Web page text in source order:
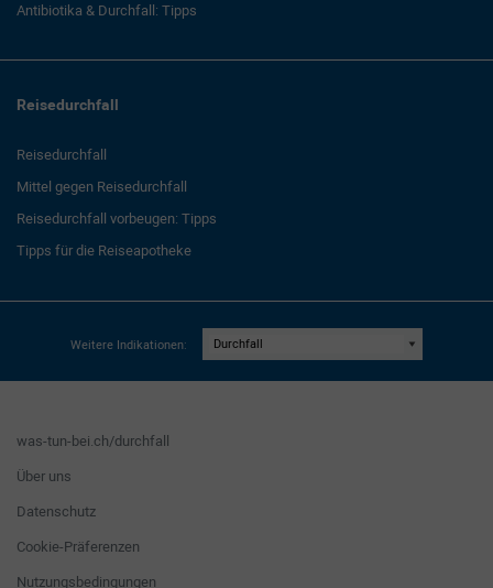
Antibiotika & Durchfall: Tipps
Reisedurchfall
Reisedurchfall
Mittel gegen Reisedurchfall
Reisedurchfall vorbeugen: Tipps
Tipps für die Reiseapotheke
Weitere Indikationen:
was-tun-bei.ch/durchfall
Über uns
Datenschutz
Cookie-Präferenzen
Nutzungsbedingungen